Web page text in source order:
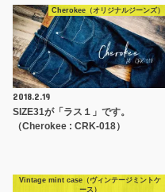
Cherokee（オリジナルジーンズ）
2018.2.19
SIZE31が「ラス１」です。
（Cherokee : CRK-018）
Vintage mint case（ヴィンテージミントケ
ース）